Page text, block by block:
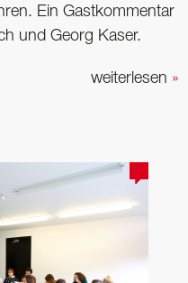
Ein Gastkommentar
und Georg Kaser.
weiterlesen »